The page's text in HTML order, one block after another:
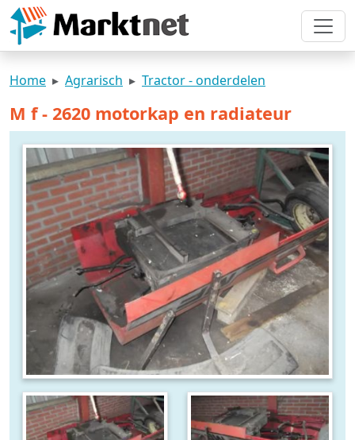
Home Agrarisch Tractor - onderdelen
M f - 2620 motorkap en radiateur